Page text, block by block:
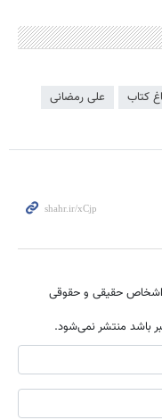
کتاب علی رمضانی
اشخاص حقیقی و حقوقی
باشد منتشر نمی‌شود.